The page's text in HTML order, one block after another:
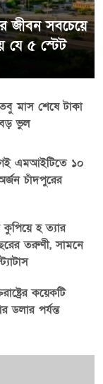
জীবন সবচেয়ে
যে ৫ স্টেট
মাস শেষে টাকা
ভুল
এমআইটিতে ১০
চাঁদপুরের
কুপিয়ে হ ত্যার
তরুণী, সামনে
কয়েকটি
ডলার পর্যন্ত